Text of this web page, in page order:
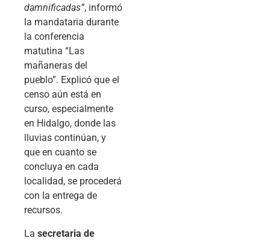
damnificadas”, informó
la mandataria durante
la conferencia
matutina “Las
mañaneras del
pueblo”. Explicó que el
censo aún está en
curso, especialmente
en Hidalgo, donde las
lluvias continúan, y
que en cuanto se
concluya en cada
localidad, se procederá
con la entrega de
recursos.
La secretaria de